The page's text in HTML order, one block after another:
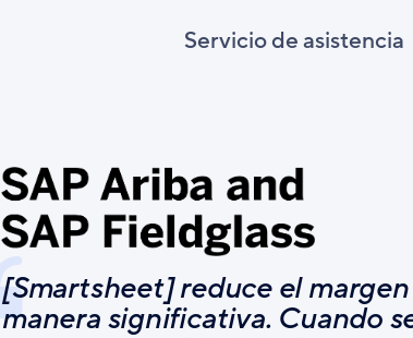
Servicio de asistencia
[Smartsheet] reduce el
manera significativa. Cuando